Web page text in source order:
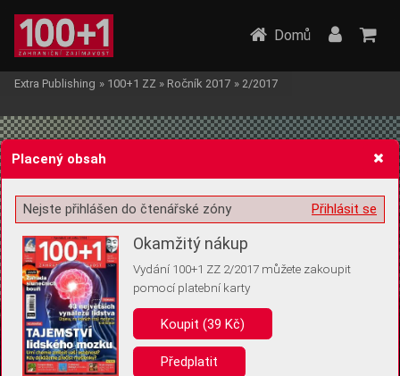
Žádost o souhlas s ukládáním volitelných informací
Pro základní fungování webu nepotřebujeme ukládat žádné informace
(tzv. cookies apod.). Rádi bychom vás ale požádali o souhlas s
uložením volitelných informací:
Domů
Extra Publishing » 100+1 ZZ » Ročník 2017 » 2/2017
Placený obsah
Přihlásit se
Nejste přihlášen do čtenářské zóny
Okamžitý nákup
Vydání 100+1 ZZ 2/2017 můžete zakoupit
pomocí platební karty
Koupit (39 Kč)
Předplatit